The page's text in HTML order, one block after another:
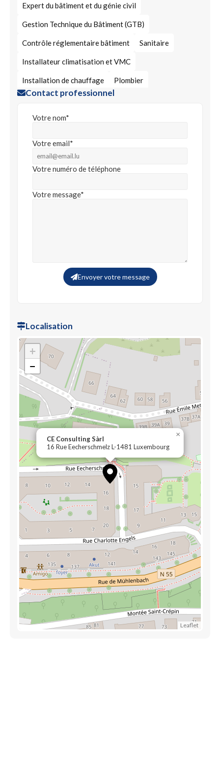
Expert du bâtiment et du génie civil
Gestion Technique du Bâtiment (GTB)
Contrôle réglementaire bâtiment Sanitaire
Installateur climatisation et VMC
Installation de chauffage Plombier
installation de climatisation
Contact professionnel
Votre nom*
Votre email*
Votre numéro de téléphone
Votre message*
Envoyer votre message
Localisation
CE Consulting Sàrl
16 Rue Eecherschmelz L-1481 Luxembourg
×
+
−
Leaflet